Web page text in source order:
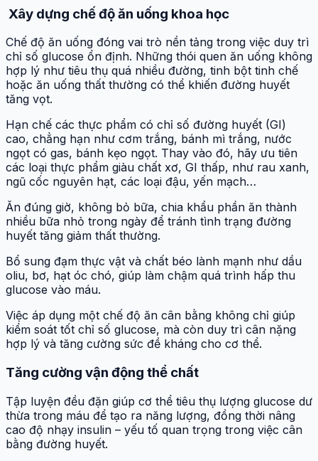
Xây dựng chế độ ăn uống khoa học
Chế độ ăn uống đóng vai trò nền tảng trong việc duy trì
chỉ số glucose ổn định. Những thói quen ăn uống không
hợp lý như tiêu thụ quá nhiều đường, tinh bột tinh chế
hoặc ăn uống thất thường có thể khiến đường huyết
tăng vọt.
Hạn chế các thực phẩm có chỉ số đường huyết (GI)
cao, chẳng hạn như cơm trắng, bánh mì trắng, nước
ngọt có gas, bánh kẹo ngọt. Thay vào đó, hãy ưu tiên
các loại thực phẩm giàu chất xơ, GI thấp, như rau xanh,
ngũ cốc nguyên hạt, các loại đậu, yến mạch…
Ăn đúng giờ, không bỏ bữa, chia khẩu phần ăn thành
nhiều bữa nhỏ trong ngày để tránh tình trạng đường
huyết tăng giảm thất thường.
Bổ sung đạm thực vật và chất béo lành mạnh như dầu
oliu, bơ, hạt óc chó, giúp làm chậm quá trình hấp thu
glucose vào máu.
Việc áp dụng một chế độ ăn cân bằng không chỉ giúp
kiểm soát tốt chỉ số glucose, mà còn duy trì cân nặng
hợp lý và tăng cường sức đề kháng cho cơ thể.
Tăng cường vận động thể chất
Tập luyện đều đặn giúp cơ thể tiêu thụ lượng glucose dư
thừa trong máu để tạo ra năng lượng, đồng thời nâng
cao độ nhạy insulin – yếu tố quan trọng trong việc cân
bằng đường huyết.